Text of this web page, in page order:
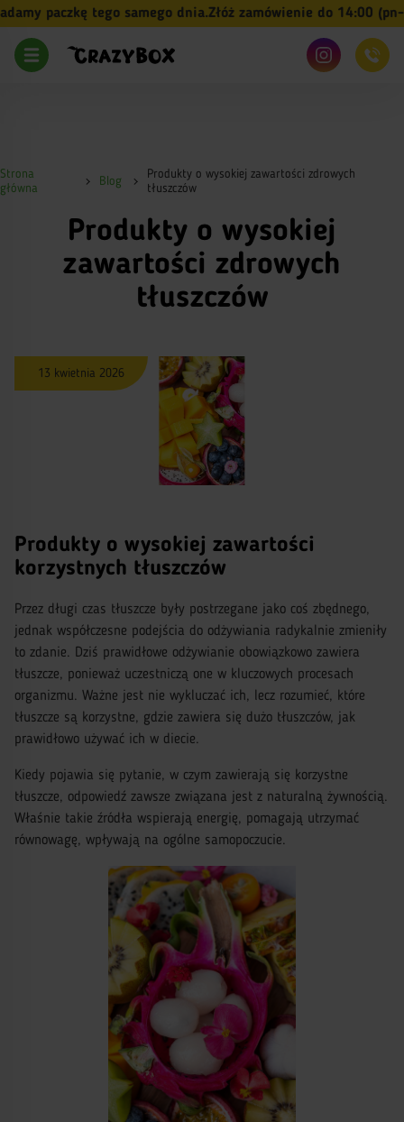
paczkę tego samego dnia.Złóż zamówienie do 14:00 (pn-pt)
Strona
główna
Blog
Produkty o wysokiej zawartości zdrowych
tłuszczów
Produkty o wysokiej
zawartości zdrowych
tłuszczów
13 kwietnia 2026
Produkty o wysokiej zawartości
korzystnych tłuszczów
Przez długi czas tłuszcze były postrzegane jako coś zbędnego,
jednak współczesne podejścia do odżywiania radykalnie zmieniły
to zdanie. Dziś prawidłowe odżywianie obowiązkowo zawiera
tłuszcze, ponieważ uczestniczą one w kluczowych procesach
organizmu. Ważne jest nie wykluczać ich, lecz rozumieć, które
tłuszcze są korzystne, gdzie zawiera się dużo tłuszczów, jak
prawidłowo używać ich w diecie.
Kiedy pojawia się pytanie, w czym zawierają się korzystne
tłuszcze, odpowiedź zawsze związana jest z naturalną żywnością.
Właśnie takie źródła wspierają energię, pomagają utrzymać
równowagę, wpływają na ogólne samopoczucie.